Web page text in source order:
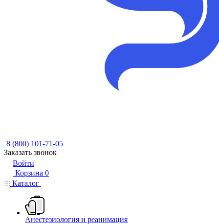
8 (800) 101-71-05
Заказать звонок
Войти
Корзина 0
Каталог
Анестезиология и реанимация